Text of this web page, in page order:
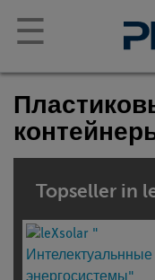
☰
Topseller in